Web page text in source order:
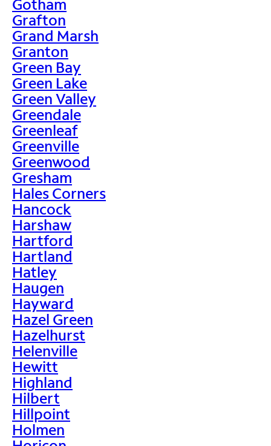
Gotham
Grafton
Grand Marsh
Granton
Green Bay
Green Lake
Green Valley
Greendale
Greenleaf
Greenville
Greenwood
Gresham
Hales Corners
Hancock
Harshaw
Hartford
Hartland
Hatley
Haugen
Hayward
Hazel Green
Hazelhurst
Helenville
Hewitt
Highland
Hilbert
Hillpoint
Holmen